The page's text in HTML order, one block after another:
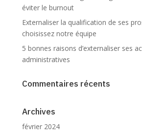
éviter le burnout
Externaliser la qualification de ses
choisissez notre équipe
5 bonnes raisons d’externaliser ses
administratives
Commentaires récents
Archives
février 2024